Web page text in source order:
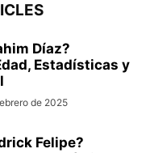
Díaz?
Estadísticas y
de 2025
Felipe?